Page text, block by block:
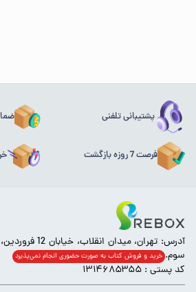
پشتیبانی تلفنی
فرصت 7 روزه بازگشت
سوم. خرید و فروش کتاب به صورت حضوری انجام‌ نمی‌پذیرد
کد پستی : ۱۳۱۴۶۸۵۳۵۵